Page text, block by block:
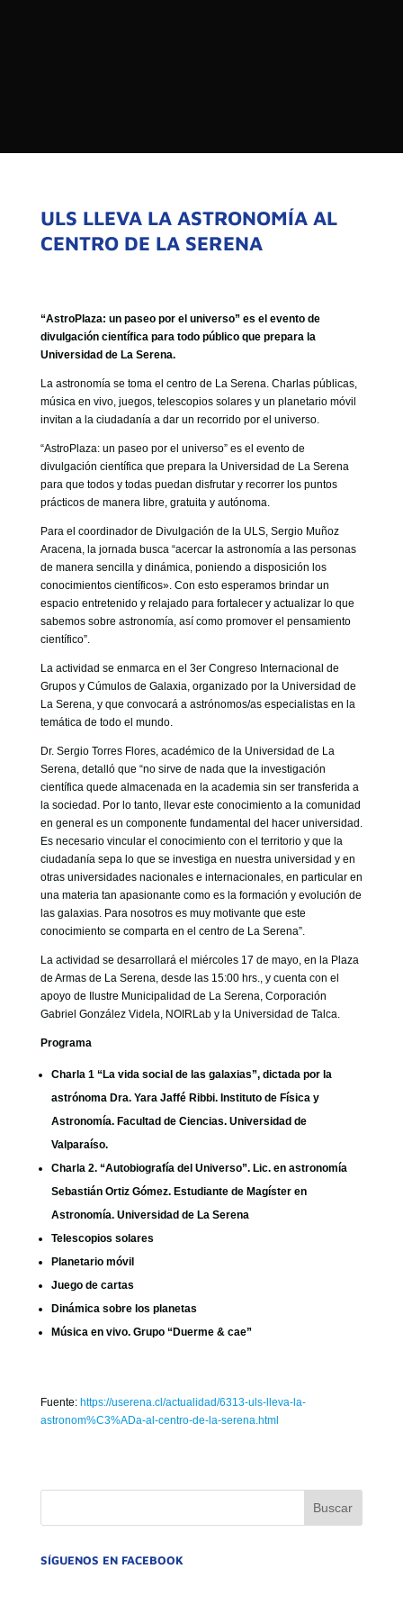
ESTADO DE CHILE
QUIENES SOMOS
GOBIERNO CORPORATIVO
NUESTRO EQUIPO
ULS LLEVA LA ASTRONOMÍA AL
CENTRO DE LA SERENA
“AstroPlaza: un paseo por el universo” es el evento de
divulgación científica para todo público que prepara la
Universidad de La Serena.
La astronomía se toma el centro de La Serena. Charlas públicas,
música en vivo, juegos, telescopios solares y un planetario móvil
invitan a la ciudadanía a dar un recorrido por el universo.
“AstroPlaza: un paseo por el universo” es el evento de
divulgación científica que prepara la Universidad de La Serena
para que todos y todas puedan disfrutar y recorrer los puntos
prácticos de manera libre, gratuita y autónoma.
Para el coordinador de Divulgación de la ULS, Sergio Muñoz
Aracena, la jornada busca “acercar la astronomía a las personas
de manera sencilla y dinámica, poniendo a disposición los
conocimientos científicos». Con esto esperamos brindar un
espacio entretenido y relajado para fortalecer y actualizar lo que
sabemos sobre astronomía, así como promover el pensamiento
científico”.
La actividad se enmarca en el 3er Congreso Internacional de
Grupos y Cúmulos de Galaxia, organizado por la Universidad de
La Serena, y que convocará a astrónomos/as especialistas en la
temática de todo el mundo.
Dr. Sergio Torres Flores, académico de la Universidad de La
Serena, detalló que “no sirve de nada que la investigación
científica quede almacenada en la academia sin ser transferida a
la sociedad. Por lo tanto, llevar este conocimiento a la comunidad
en general es un componente fundamental del hacer universidad.
Es necesario vincular el conocimiento con el territorio y que la
ciudadanía sepa lo que se investiga en nuestra universidad y en
otras universidades nacionales e internacionales, en particular en
una materia tan apasionante como es la formación y evolución de
las galaxias. Para nosotros es muy motivante que este
conocimiento se comparta en el centro de La Serena”.
La actividad se desarrollará el miércoles 17 de mayo, en la Plaza
de Armas de La Serena, desde las 15:00 hrs., y cuenta con el
apoyo de Ilustre Municipalidad de La Serena, Corporación
Gabriel González Videla, NOIRLab y la Universidad de Talca.
Programa
Charla 1 “La vida social de las galaxias”, dictada por la
astrónoma Dra. Yara Jaffé Ribbi. Instituto de Física y
Astronomía. Facultad de Ciencias. Universidad de
Valparaíso.
Charla 2. “Autobiografía del Universo”. Lic. en astronomía
Sebastián Ortiz Gómez. Estudiante de Magíster en
Astronomía. Universidad de La Serena
Telescopios solares
Planetario móvil
Juego de cartas
Dinámica sobre los planetas
Música en vivo. Grupo “Duerme & cae”
Fuente: https://userena.cl/actualidad/6313-uls-lleva-la-
astronom%C3%ADa-al-centro-de-la-serena.html
SÍGUENOS EN FACEBOOK